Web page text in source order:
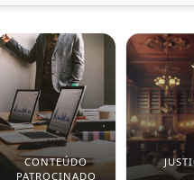
CONTEÚDO
PATROCINADO